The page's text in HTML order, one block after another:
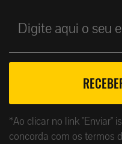
*Ao clicar no link "Enviar"
concorda com os termos